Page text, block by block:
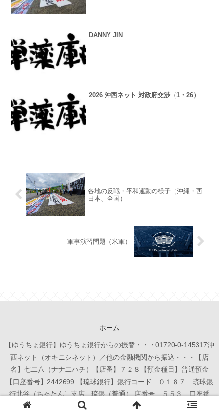
DANNY JIN
2026 沖西ネット 対政府交渉（1・26）
各地の反戦・平和運動の様子（沖縄・西
日本、全国）
軍事演習問題（米軍）
ホーム
【ゆうちょ銀行】ゆうちょ銀行からの振替・・・01720-0-145317沖
西ネット（オキニシネット）／他の金融機関から振込・・・【店
名】七二八（ナナ二ハチ）【店番】７２８【預金種目】普通預金
【口座番号】2442699 【琉球銀行】銀行コード ０１８７ 琉球銀
行北谷（ちゃたん）支店 琉銀（普通） 店番号 ５５３ 口座番
号 ６５０３０４ 名義 沖西ネット全国連帯